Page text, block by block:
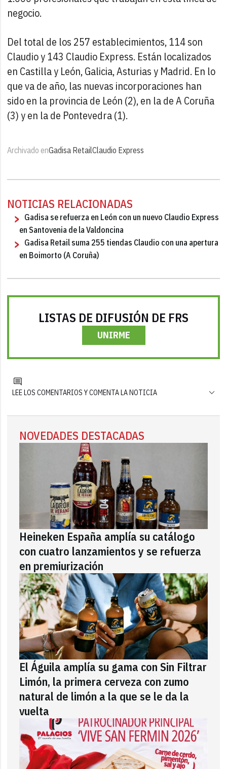
negocio.
Del total de los 257 establecimientos, 114 son
Claudio y 143 Claudio Express. Están localizados
en Castilla y León, Galicia, Asturias y Madrid. En lo
que va de año, las nuevas incorporaciones han
sido en la provincia de León (2), en la de A Coruña
(3) y en la de Pontevedra (1).
Archivado enGadisa RetailClaudio Express
NOTICIAS RELACIONADAS
Gadisa se refuerza en León con un nuevo Claudio Express
en Santovenia de la Valdoncina
Gadisa Retail suma 255 tiendas Claudio con una apertura
en Boimorto (A Coruña)
LISTAS DE DIFUSIÓN DE FRS
UNIRME
LEE LOS COMENTARIOS Y COMENTA LA NOTICIA
NOVEDADES DESTACADAS
Heineken España amplía su catálogo
con cuatro lanzamientos y se refuerza
en premiurización
El Águila amplía su gama con Sin Filtrar
Limón, la primera cerveza con zumo
natural de limón a la que se le da la
vuelta